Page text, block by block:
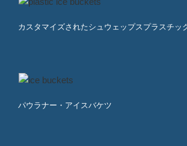
カスタマイズされたシュウェップスプラスチッ
パウラナー・アイスバケツ